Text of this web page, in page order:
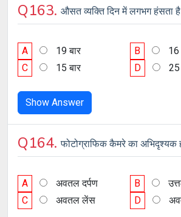
Q163. औसत व्यक्ति दिन में लगभग हंसता
A 19 बार B
16
C
15 बार D 25
Show Answer
Q164.फोटोग्राफिक कैमरे का अभिदृश्यक
A अवतल दर्पण B
C
अवतल लेंस D